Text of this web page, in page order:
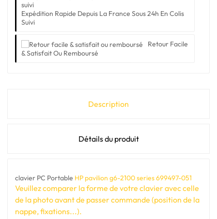
Expédition Rapide Depuis La France Sous 24h En Colis
Suivi
Retour Facile
& Satisfait Ou Remboursé
Description
Détails du produit
clavier PC Portable HP pavilion g6-2100 series 699497-051
Veuillez comparer la forme de votre clavier avec celle
de la photo avant de passer commande (position de la
nappe, fixations...).